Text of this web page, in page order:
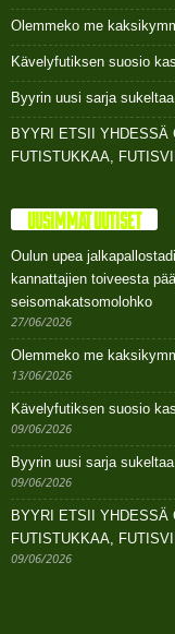
Olemmeko me
Kävelyfutiksen suosio
Byyrin uusi sarja
BYYRI ETSII YHDESSÄ
FUTISTUKKAA,
UUSIMMAT UUTISET
Oulun upea
kannattajien toiveesta
seisomakatsomolohko
27/06/2026
Olemmeko me
13/06/2026
Kävelyfutiksen suosio
09/06/2026
Byyrin uusi sarja
09/06/2026
BYYRI ETSII YHDESSÄ
FUTISTUKKAA,
09/06/2026